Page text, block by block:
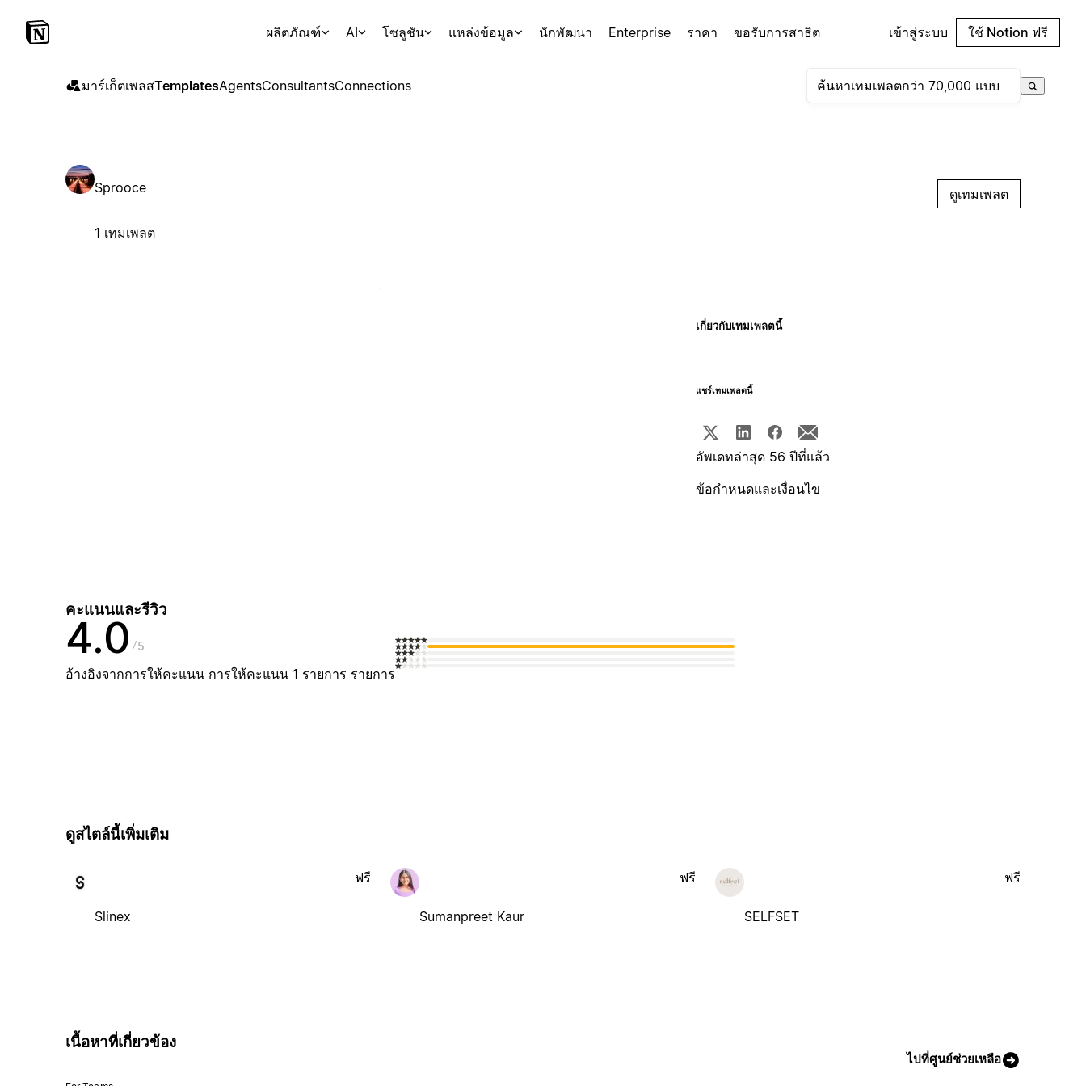
ผลิตภัณฑ์ AI โซลูชัน แหล่งข้อมูล นักพัฒนา Enterprise ราคา ขอรับการสาธิต เข้าสู่ระบบ ใช้ Notion ฟรี
มาร์เก็ตเพลสTemplatesAgentsConsultantsConnections
Sprooce
1 เทมเพลต
ดูเทมเพลต
เกี่ยวกับเทมเพลตนี้
แชร์เทมเพลตนี้
อัพเดทล่าสุด 56 ปีที่แล้ว
ข้อกำหนดและเงื่อนไข
คะแนนและรีวิว
4.0 5
อ้างอิงจากการให้คะแนน การให้คะแนน 1 รายการ รายการ
ดูสไตล์นี้เพิ่มเติม
Slinex
ฟรี
Sumanpreet Kaur
ฟรี
SELFSET
ฟรี
เนื้อหาที่เกี่ยวข้อง
ไปที่ศูนย์ช่วยเหลือ